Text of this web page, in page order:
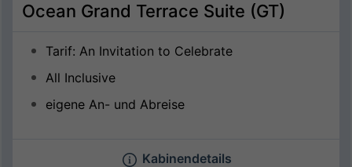
Ocean Grand Terrace Suite (GT)
Tarif: An Invitation to Celebrate
All Inclusive
eigene An- und Abreise
Kabinendetails